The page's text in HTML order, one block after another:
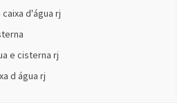
d'água rj
e cisterna rj
d água rj